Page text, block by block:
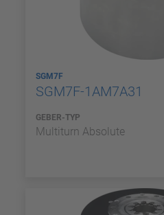
SGM7F
SGM7F-1AM7A31
GEBER-TYP
Multiturn Absolute